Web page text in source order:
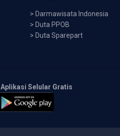
> Darmawisata Indonesia
> Duta PPOB
> Duta Sparepart
Selular Gratis